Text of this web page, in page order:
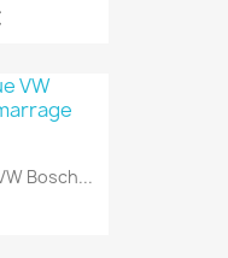
Bosch...